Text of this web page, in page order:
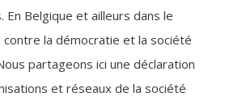
En Belgique et ailleurs dans le
la démocratie et la société
partageons ici une déclaration
et réseaux de la société